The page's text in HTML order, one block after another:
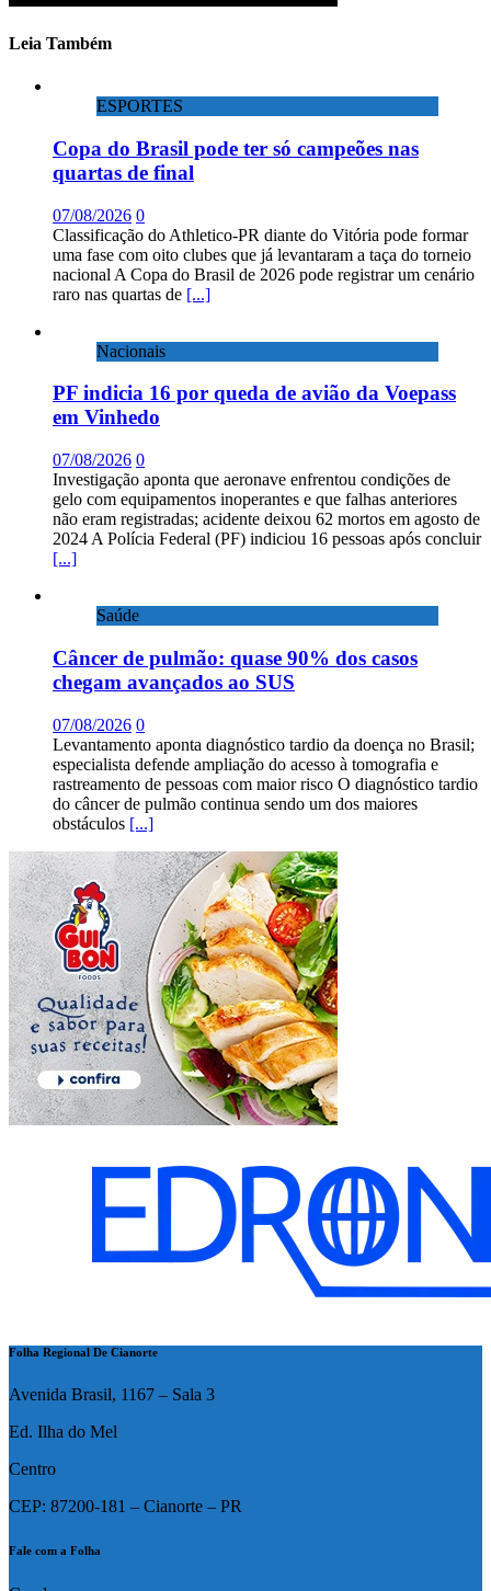
Leia Também
ESPORTES
Copa do Brasil pode ter só campeões nas
quartas de final
07/08/2026 0
Classificação do Athletico-PR diante do Vitória pode formar
uma fase com oito clubes que já levantaram a taça do torneio
nacional A Copa do Brasil de 2026 pode registrar um cenário
raro nas quartas de [...]
Nacionais
PF indicia 16 por queda de avião da Voepass
em Vinhedo
07/08/2026 0
Investigação aponta que aeronave enfrentou condições de
gelo com equipamentos inoperantes e que falhas anteriores
não eram registradas; acidente deixou 62 mortos em agosto de
2024 A Polícia Federal (PF) indiciou 16 pessoas após concluir
[...]
Saúde
Câncer de pulmão: quase 90% dos casos
chegam avançados ao SUS
07/08/2026 0
Levantamento aponta diagnóstico tardio da doença no Brasil;
especialista defende ampliação do acesso à tomografia e
rastreamento de pessoas com maior risco O diagnóstico tardio
do câncer de pulmão continua sendo um dos maiores
obstáculos [...]
Folha Regional De Cianorte
Avenida Brasil, 1167 – Sala 3
Ed. Ilha do Mel
Centro
CEP: 87200-181 – Cianorte – PR
Fale com a Folha